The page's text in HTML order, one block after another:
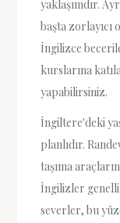
yaklaşımdır.
başta zorlayıcı
İngilizce
kurslarına
yapabilirsiniz.
İngiltere'deki
planlıdır.
taşıma
İngilizler
severler, bu